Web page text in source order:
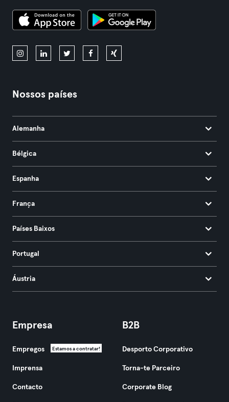
Nossos países
Alemanha
Bélgica
Espanha
França
Países Baixos
Portugal
Áustria
Empresa
Empregos Estamos a contratar!
Imprensa
Contacto
B2B
Desporto Corporativo
Torna-te Parceiro
Corporate Blog